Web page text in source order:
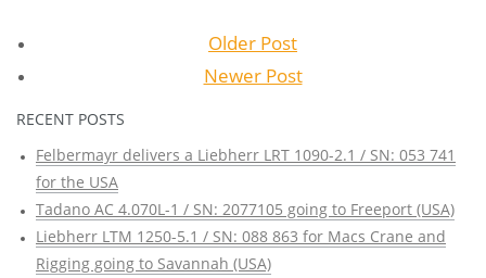
Older Post
Newer Post
RECENT POSTS
Felbermayr delivers a Liebherr LRT 1090-2.1 / SN: 053 741
for the USA
Tadano AC 4.070L-1 / SN: 2077105 going to Freeport (USA)
Liebherr LTM 1250-5.1 / SN: 088 863 for Macs Crane and
Rigging going to Savannah (USA)